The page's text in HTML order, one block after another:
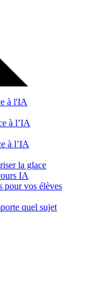
à l'IA
à l’IA
à l’IA
la glace
IA
pour vos élèves
quel sujet